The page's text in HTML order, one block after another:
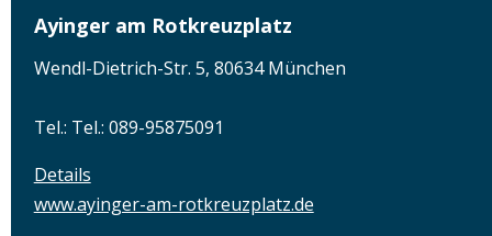
Ayinger am Rotkreuzplatz
Wendl-Dietrich-Str. 5, 80634 München
Tel.: Tel.: 089-95875091
Details
www.ayinger-am-rotkreuzplatz.de